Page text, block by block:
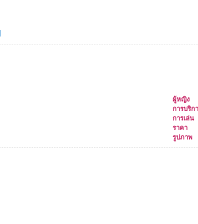
นน ผู้หญิง
การบริกา
น การเล่น
นน ราคา
นน รูปภาพ